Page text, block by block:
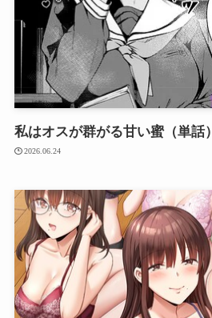
私はオスが群がる甘い蜜（単話）
2026.06.24